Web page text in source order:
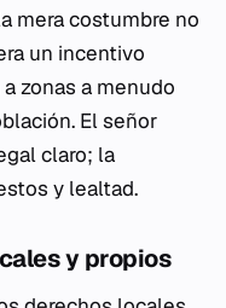
mera costumbre no
un incentivo
zonas a menudo
El señor
claro; la
y lealtad.
y propios